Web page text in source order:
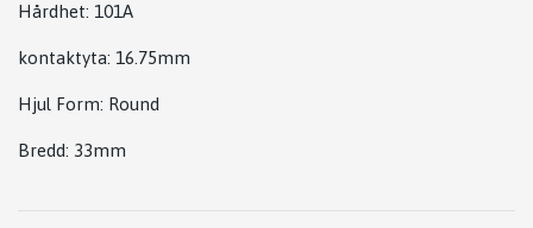
Hårdhet: 101A
kontaktyta: 16.75mm
Hjul Form: Round
Bredd: 33mm